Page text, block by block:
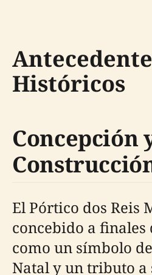
Históricos
Concepción
El Pórtico dos Reis
concebido a finales
como un símbolo
Natal y un tributo a